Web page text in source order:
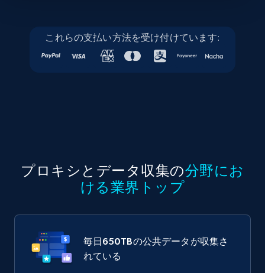
これらの支払い方法を受け付けています:
プロキシとデータ収集の分野にお
ける業界トップ
毎日 650TBの公共データが収集さ
れている